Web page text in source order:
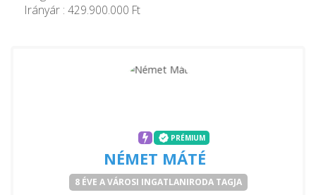
Irányár : 429.900.000 Ft
PRÉMIUM
NÉMET MÁTÉ
8 ÉVE A VÁROSI INGATLANIRODA TAGJA